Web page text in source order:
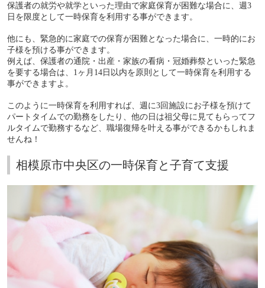
保護者の就労や就学といった理由で家庭保育が困難な場合に、週3
日を限度として一時保育を利用する事ができます。
他にも、緊急的に家庭での保育が困難となった場合に、一時的にお
子様を預ける事ができます。
例えば、保護者の通院・出産・家族の看病・冠婚葬祭といった緊急
を要する場合は、 1 ヶ月 14日以内を原則として一時保育を利用する
事ができますよ。
このように一時保育を利用すれば、週に3回施設にお子様を預けて
パートタイムでの勤務をしたり、他の日は祖父母に見てもらってフ
ルタイムで勤務するなど、職場復帰を叶える事ができるかもしれま
せんね！
相模原市中央区の一時保育と子育て支援